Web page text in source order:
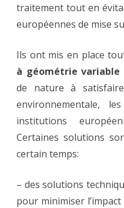
traitement tout en
européennes de mise
Ils ont mis en place
à géométrie variable
de nature à
environnementale,
institutions
Certaines solutions
certain temps:
– des solutions
pour minimiser